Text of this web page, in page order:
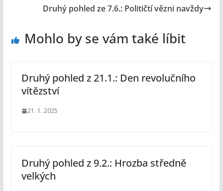
Druhý pohled ze 7.6.: Političtí vězni navždy
Mohlo by se vám také líbit
Druhý pohled z 21.1.: Den revolučního
vítězství
21. 1. 2025
Druhý pohled z 9.2.: Hrozba středně
velkých